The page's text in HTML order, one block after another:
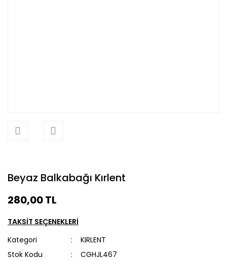
Beyaz Balkabağı Kırlent
280,00 TL
TAKSİT SEÇENEKLERİ
Kategori
KIRLENT
Stok Kodu
CGHJL467